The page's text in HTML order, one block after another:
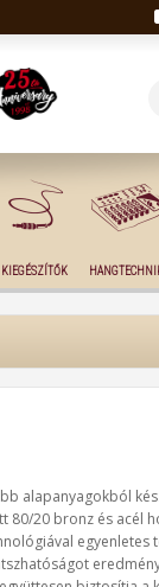
KIEGÉSZÍTŐK
alapanyagokból
80/20 bronz és acél
egyenletes